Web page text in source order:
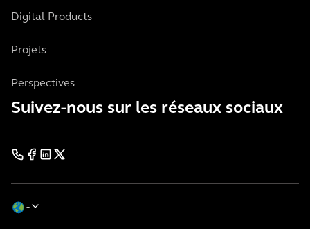
Digital Products
Projets
Perspectives
Suivez-nous sur les réseaux sociaux